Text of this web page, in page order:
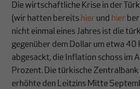
Die wirtschaftliche Krise in der
(wir hatten bereits hier und hier
nicht einmal eines Jahres ist die
gegenüber dem Dollar um etwa 40
abgesackt, die Inflation schoss im
Prozent. Die türkische
erhöhte den Leitzins Mitte